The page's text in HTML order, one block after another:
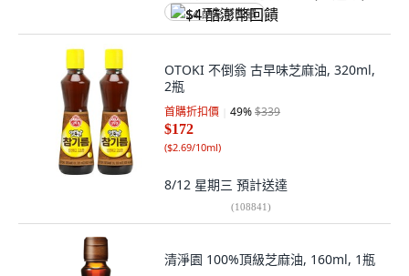
$4 酷澎幣回饋
OTOKI 不倒翁 古早味芝麻油, 320ml,
2瓶
首購折扣價 49%$339
$172
($2.69/10ml)
8/12 星期三 預計送達
(108841)
清淨園 100%頂級芝麻油, 160ml, 1瓶